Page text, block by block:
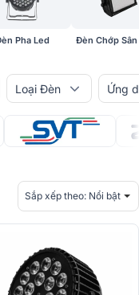
Pha Led Đèn Chớp
Loại Đèn Ứng
Sắp xếp theo: Nổi bật